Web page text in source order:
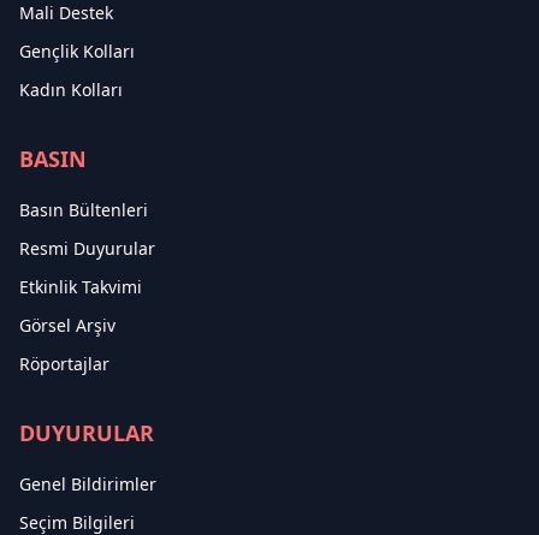
Mali Destek
Gençlik Kolları
Kadın Kolları
BASIN
Basın Bültenleri
Resmi Duyurular
Etkinlik Takvimi
Görsel Arşiv
Röportajlar
DUYURULAR
Genel Bildirimler
Seçim Bilgileri